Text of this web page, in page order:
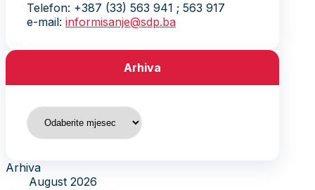
Telefon: +387 (33) 563 941 ; 563 917
e-mail: informisanje@sdp.ba
Arhiva
Arhiva
Arhiva
August 2026